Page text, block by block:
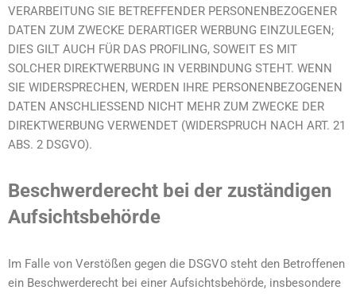
VERARBEITUNG SIE BETREFFENDER PERSONENBEZOGENER
DATEN ZUM ZWECKE DERARTIGER WERBUNG EINZULEGEN;
DIES GILT AUCH FÜR DAS PROFILING, SOWEIT ES MIT
SOLCHER DIREKTWERBUNG IN VERBINDUNG STEHT. WENN
SIE WIDERSPRECHEN, WERDEN IHRE PERSONENBEZOGENEN
DATEN ANSCHLIESSEND NICHT MEHR ZUM ZWECKE DER
DIREKTWERBUNG VERWENDET (WIDERSPRUCH NACH ART. 21
ABS. 2 DSGVO).
Beschwerde­recht bei der zuständigen
Aufsichts­behörde
Im Falle von Verstößen gegen die DSGVO steht den Betroffenen
ein Beschwerderecht bei einer Aufsichtsbehörde, insbesondere